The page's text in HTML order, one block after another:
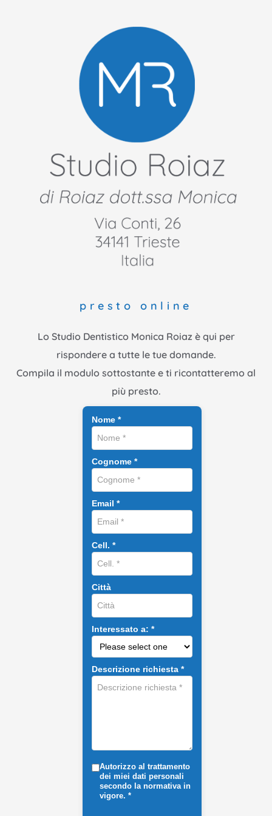
presto online
Lo Studio Dentistico Monica Roiaz è qui per
rispondere a tutte le tue domande.
Compila il modulo sottostante e ti ricontatteremo al
più presto.
Nome *
Cognome *
Email *
Cell. *
Città
Interessato a: *
Descrizione richiesta *
Autorizzo al trattamento
dei miei dati personali
secondo la normativa in
vigore. *